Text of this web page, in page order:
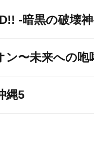
-暗黒の破壊
ン〜未来への咆
縄5